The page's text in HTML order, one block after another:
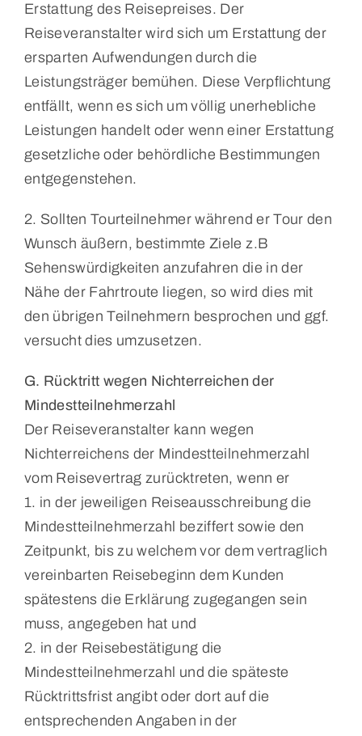
Erstattung des Reisepreises. Der
Reiseveranstalter wird sich um Erstattung der
ersparten Aufwendungen durch die
Leistungsträger bemühen. Diese Verpflichtung
entfällt, wenn es sich um völlig unerhebliche
Leistungen handelt oder wenn einer Erstattung
gesetzliche oder behördliche Bestimmungen
entgegenstehen.
2. Sollten Tourteilnehmer während er Tour den
Wunsch äußern, bestimmte Ziele z.B
Sehenswürdigkeiten anzufahren die in der
Nähe der Fahrtroute liegen, so wird dies mit
den übrigen Teilnehmern besprochen und ggf.
versucht dies umzusetzen.
G. Rücktritt wegen Nichterreichen der
Mindestteilnehmerzahl
Der Reiseveranstalter kann wegen
Nichterreichens der Mindestteilnehmerzahl
vom Reisevertrag zurücktreten, wenn er
1. in der jeweiligen Reiseausschreibung die
Mindestteilnehmerzahl beziffert sowie den
Zeitpunkt, bis zu welchem vor dem vertraglich
vereinbarten Reisebeginn dem Kunden
spätestens die Erklärung zugegangen sein
muss, angegeben hat und
2. in der Reisebestätigung die
Mindestteilnehmerzahl und die späteste
Rücktrittsfrist angibt oder dort auf die
entsprechenden Angaben in der